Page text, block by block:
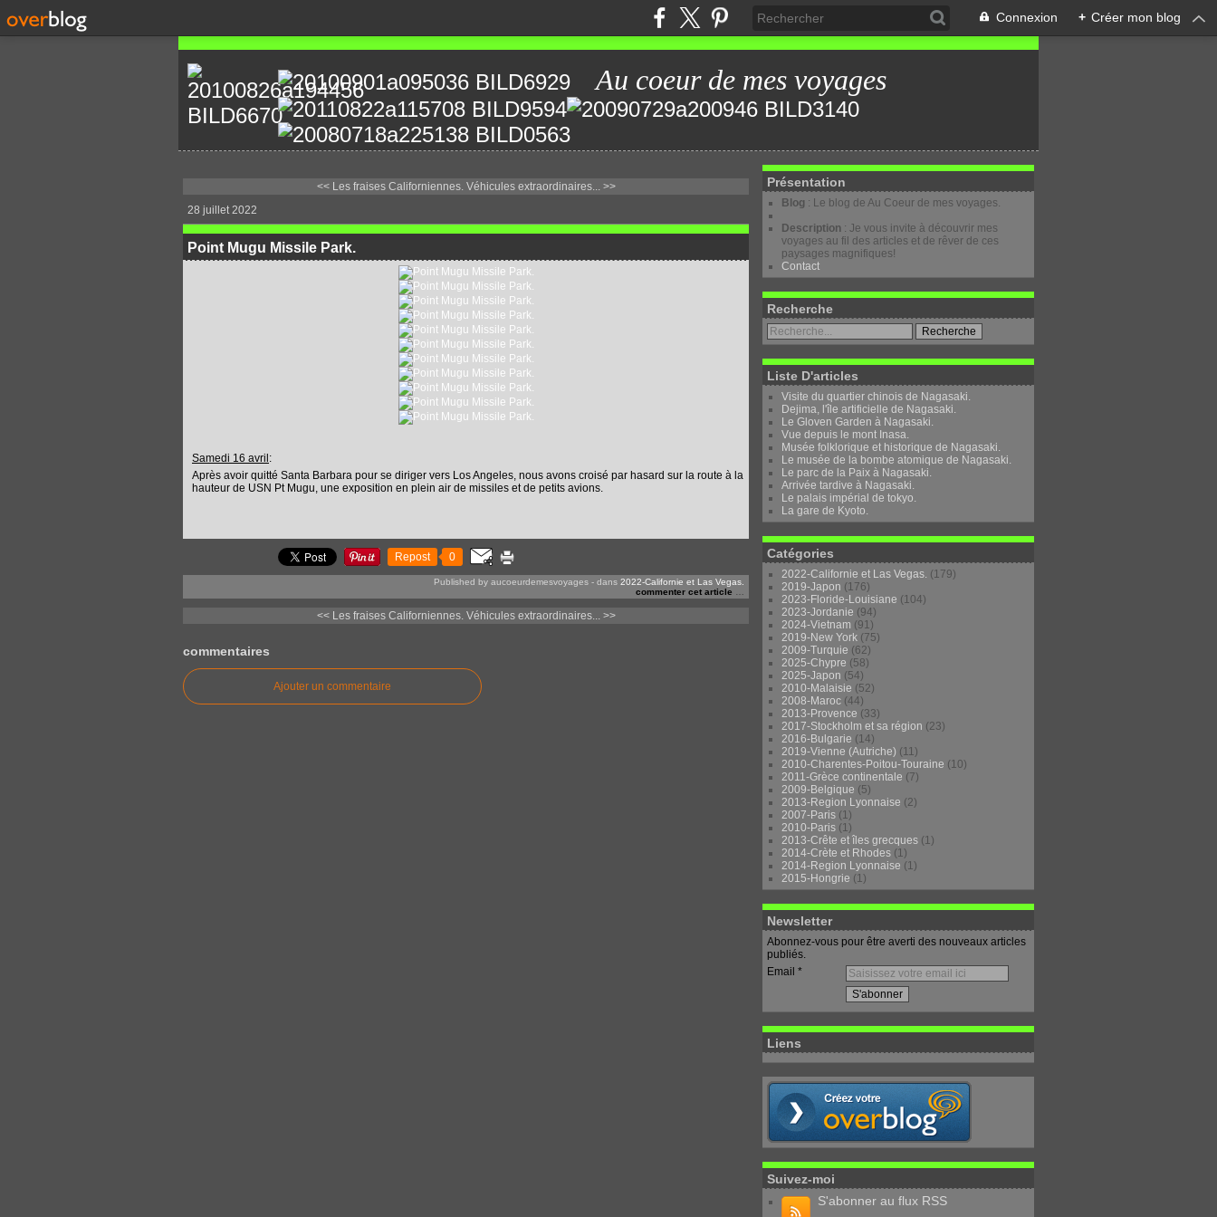
Connexion + Créer mon blog
Au coeur de mes voyages
<< Les fraises Californiennes. Véhicules extraordinaires... >>
28 juillet 2022
Point Mugu Missile Park.
Samedi 16 avril :
Après avoir quitté Santa Barbara pour se diriger vers Los Angeles, nous avons croisé par hasard sur la route à la
hauteur de USN Pt Mugu, une exposition en plein air de missiles et de petits avions.
Repost 0
Published by aucoeurdemesvoyages - dans 2022-Californie et Las Vegas.
commenter cet article
<< Les fraises Californiennes. Véhicules extraordinaires... >>
commentaires
Ajouter un commentaire
Présentation
Blog : Le blog de Au Coeur de mes voyages.
Description : Je vous invite à découvrir mes
voyages au fil des articles et de rêver de ces
paysages magnifiques!
Contact
Recherche
Liste D'articles
Visite du quartier chinois de Nagasaki.
Dejima, l'île artificielle de Nagasaki.
Le Gloven Garden à Nagasaki.
Vue depuis le mont Inasa.
Musée folklorique et historique de Nagasaki.
Le musée de la bombe atomique de Nagasaki.
Le parc de la Paix à Nagasaki.
Arrivée tardive à Nagasaki.
Le palais impérial de tokyo.
La gare de Kyoto.
Catégories
2022-Californie et Las Vegas. (179)
2019-Japon (176)
2023-Floride-Louisiane (104)
2023-Jordanie (94)
2024-Vietnam (91)
2019-New York (75)
2009-Turquie (62)
2025-Chypre (58)
2025-Japon (54)
2010-Malaisie (52)
2008-Maroc (44)
2013-Provence (33)
2017-Stockholm et sa région (23)
2016-Bulgarie (14)
2019-Vienne (Autriche) (11)
2010-Charentes-Poitou-Touraine (10)
2011-Grèce continentale (7)
2009-Belgique (5)
2013-Region Lyonnaise (2)
2007-Paris (1)
2010-Paris (1)
2013-Crête et îles grecques (1)
2014-Crète et Rhodes (1)
2014-Region Lyonnaise (1)
2015-Hongrie (1)
Newsletter
Abonnez-vous pour être averti des nouveaux articles
publiés.
Email
Liens
Suivez-moi
S'abonner au flux RSS